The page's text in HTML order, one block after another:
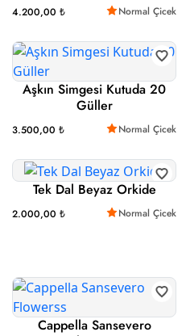
4.200,00 ₺ Normal Çicek
Aşkın Simgesi Kutuda 20
Güller
3.500,00 ₺ Normal Çicek
Tek Dal Beyaz Orkide
2.000,00 ₺ Normal Çicek
Cappella Sansevero